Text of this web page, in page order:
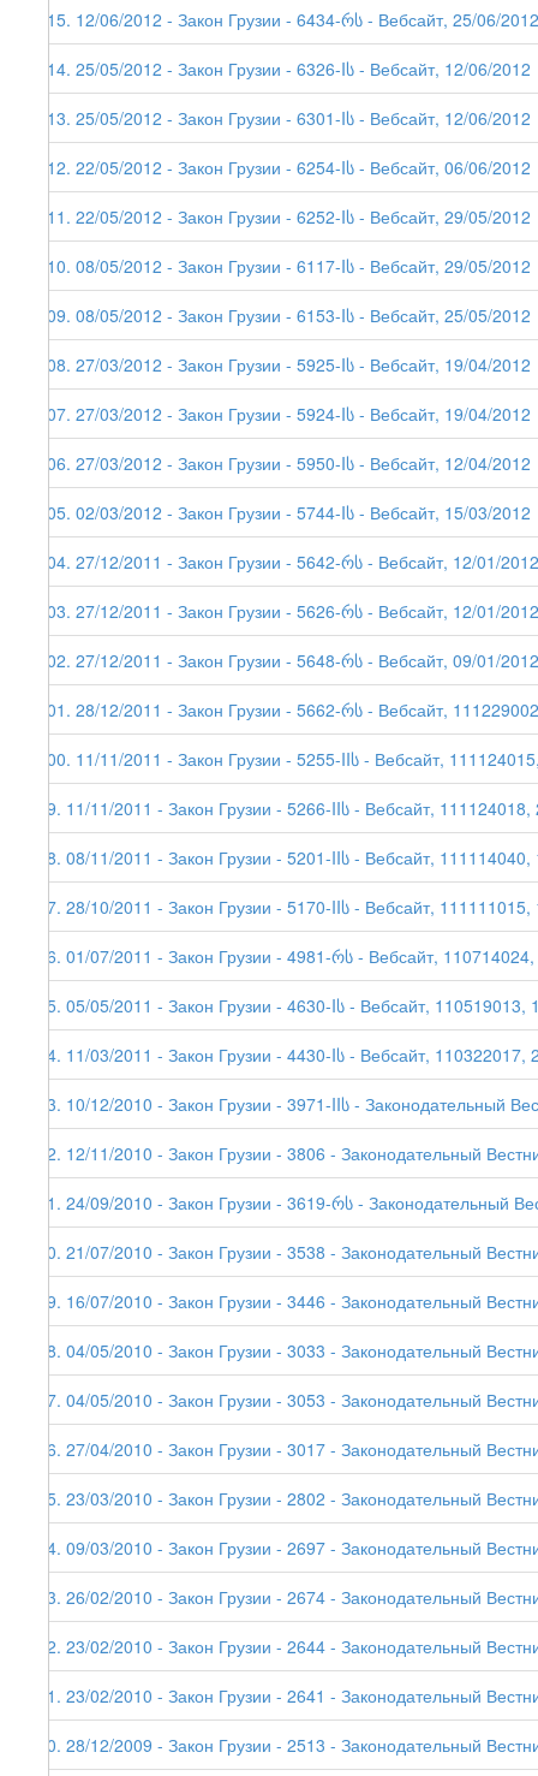
115. 12/06/2012 - Закон Грузии - 6434-რს - Вебсайт, 25/06/2012
114. 25/05/2012 - Закон Грузии - 6326-Iს - Вебсайт, 12/06/2012
113. 25/05/2012 - Закон Грузии - 6301-Iს - Вебсайт, 12/06/2012
112. 22/05/2012 - Закон Грузии - 6254-Iს - Вебсайт, 06/06/2012
111. 22/05/2012 - Закон Грузии - 6252-Iს - Вебсайт, 29/05/2012
110. 08/05/2012 - Закон Грузии - 6117-Iს - Вебсайт, 29/05/2012
109. 08/05/2012 - Закон Грузии - 6153-Iს - Вебсайт, 25/05/2012
108. 27/03/2012 - Закон Грузии - 5925-Iს - Вебсайт, 19/04/2012
107. 27/03/2012 - Закон Грузии - 5924-Iს - Вебсайт, 19/04/2012
106. 27/03/2012 - Закон Грузии - 5950-Iს - Вебсайт, 12/04/2012
105. 02/03/2012 - Закон Грузии - 5744-Iს - Вебсайт, 15/03/2012
104. 27/12/2011 - Закон Грузии - 5642-რს - Вебсайт, 12/01/2012
103. 27/12/2011 - Закон Грузии - 5626-რს - Вебсайт, 12/01/2012
102. 27/12/2011 - Закон Грузии - 5648-რს - Вебсайт, 09/01/2012
101. 28/12/2011 - Закон Грузии - 5662-რს - Вебсайт,
100. 11/11/2011 - Закон Грузии - 5255-IIს - Вебсайт,
99. 11/11/2011 - Закон Грузии - 5266-IIს - Вебсайт,
98. 08/11/2011 - Закон Грузии - 5201-IIს - Вебсайт,
97. 28/10/2011 - Закон Грузии - 5170-IIს - Вебсайт,
96. 01/07/2011 - Закон Грузии - 4981-რს - Вебсайт,
95. 05/05/2011 - Закон Грузии - 4630-Iს - Вебсайт, 110519013,
94. 11/03/2011 - Закон Грузии - 4430-Iს - Вебсайт, 110322017,
93. 10/12/2010 - Закон Грузии - 3971-IIს - Законодательный
92. 12/11/2010 - Закон Грузии - 3806 - Законодательный
91. 24/09/2010 - Закон Грузии - 3619-რს - Законодательный
90. 21/07/2010 - Закон Грузии - 3538 - Законодательный
89. 16/07/2010 - Закон Грузии - 3446 - Законодательный
88. 04/05/2010 - Закон Грузии - 3033 - Законодательный
87. 04/05/2010 - Закон Грузии - 3053 - Законодательный
86. 27/04/2010 - Закон Грузии - 3017 - Законодательный
85. 23/03/2010 - Закон Грузии - 2802 - Законодательный
84. 09/03/2010 - Закон Грузии - 2697 - Законодательный
83. 26/02/2010 - Закон Грузии - 2674 - Законодательный
82. 23/02/2010 - Закон Грузии - 2644 - Законодательный
81. 23/02/2010 - Закон Грузии - 2641 - Законодательный
80. 28/12/2009 - Закон Грузии - 2513 - Законодательный